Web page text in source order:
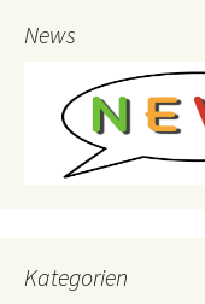
News
Kategorien